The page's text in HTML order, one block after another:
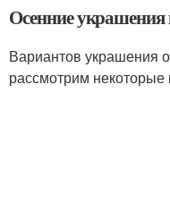
Осенние украшения
Вариантов украшения
рассмотрим некоторые